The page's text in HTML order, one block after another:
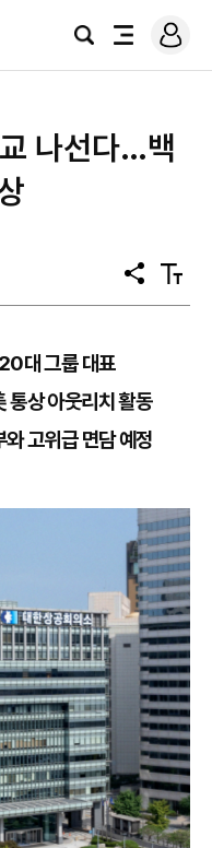
검
전
로
그
나선다…백
공
유
텍
스
대 그룹 대표
상 아웃리치 활동
고위급 면담 예정